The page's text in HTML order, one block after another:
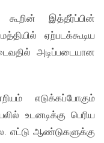
இத்தீர்ப்பின்
ஏற்படக்கூடிய
அடிப்படையான
எடுக்கப்போகும்
உடனடிக்கு பெரிய
எட்டு ஆண்டுகளுக்கு